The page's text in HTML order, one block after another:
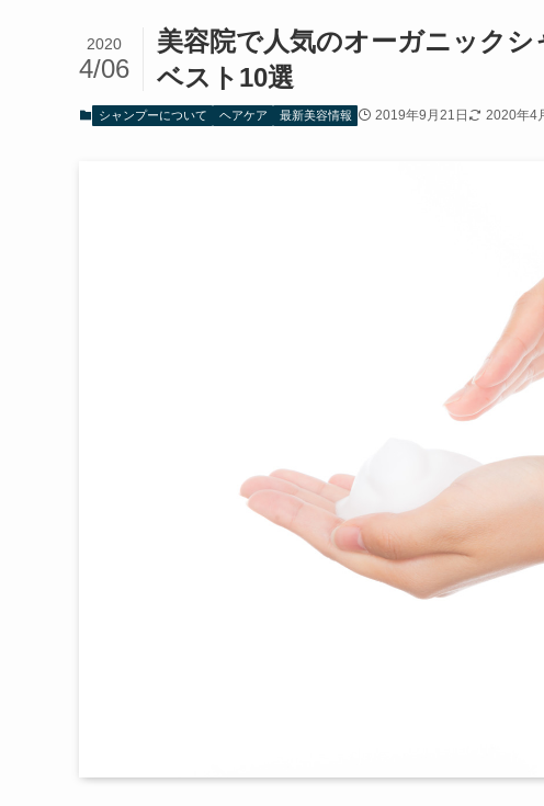
美容院で人気のオーガニック
ベスト10選
2020
4/06
シャンプーについて ヘアケア 最新美容情報 2019年9月21日 2020年4